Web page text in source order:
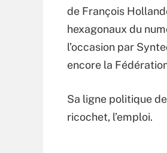
de François
hexagonaux du
l’occasion par
encore la
Sa ligne politique
ricochet, l’emploi.